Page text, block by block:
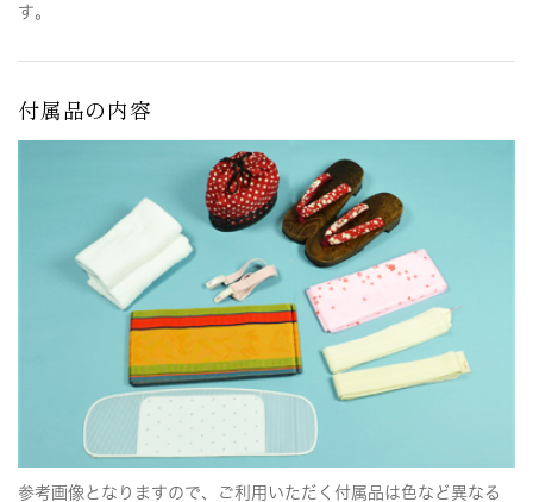
す。
付属品の内容
参考画像となりますので、ご利用いただく付属品は色など異なる